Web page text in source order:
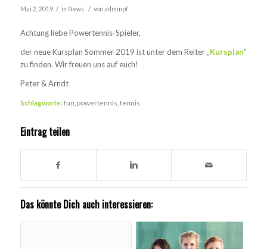
Mai 2, 2019 / in News / von adminpf
Achtung liebe Powertennis-Spieler,
der neue Kursplan Sommer 2019 ist unter dem Reiter „Kursplan“
zu finden. Wir freuen uns auf euch!
Peter & Arndt
Schlagworte:fun powertennis tennis
Eintrag teilen
Das könnte Dich auch interessieren: